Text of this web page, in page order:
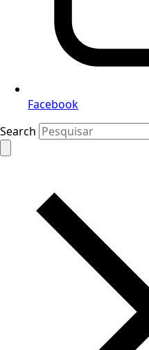
Facebook
Search